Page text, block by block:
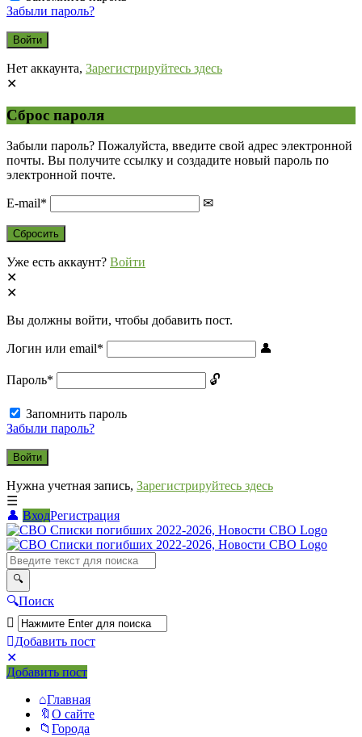
Забыли пароль?
Нет аккаунта, Зарегистрируйтесь здесь
Сброс пароля
Забыли пароль? Пожалуйста, введите свой адрес электронной
почты. Вы получите ссылку и создадите новый пароль по
электронной почте.
E-mail*
Уже есть аккаунт? Войти
Вы должны войти, чтобы добавить пост.
Логин или email*
Пароль*
Запомнить пароль
Забыли пароль?
Нужна учетная запись, Зарегистрируйтесь здесь
ВходРегистрация
СВО
Списки
погибших
2022-
2026,
Новости
СВО
Поиск
Добавить пост
Мобильное
меню
Добавить пост
Главная
О сайте
Города